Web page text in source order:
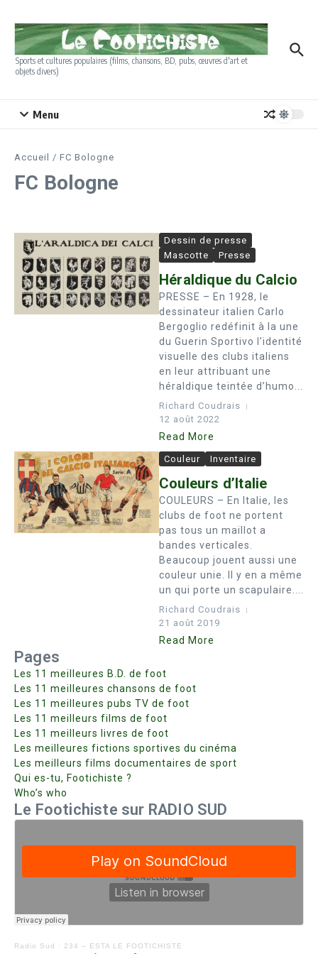
Sports et cultures populaires (films, chansons, BD, pubs, œuvres d'art et
objets divers)
Menu
Accueil / FC Bologne
FC Bologne
Dessin de presse
Mascotte
Presse
Héraldique du Calcio
PRESSE – En 1928, le
dessinateur italien Carlo
Bergoglio redéfinit à la une
du Guerin Sportivo l’identité
visuelle des clubs italiens
en leur attribuant une
héraldique teintée d’humo...
Richard Coudrais
12 août 2022
Read More
Couleur Inventaire
Couleurs d’Italie
COULEURS – En Italie, les
clubs de foot ne portent
pas tous un maillot a
bandes verticales.
Beaucoup jouent aussi une
couleur unie. Il y en a même
un qui porte un scapulaire....
Richard Coudrais
21 août 2019
Read More
Pages
Les 11 meilleures B.D. de foot
Les 11 meilleures chansons de foot
Les 11 meilleures pubs TV de foot
Les 11 meilleurs films de foot
Les 11 meilleurs livres de foot
Les meilleures fictions sportives du cinéma
Les meilleurs films documentaires de sport
Qui es-tu, Footichiste ?
Who’s who
Le Footichiste sur RADIO SUD
Radio Sud · 234 – ESTA LE FOOTICHISTE